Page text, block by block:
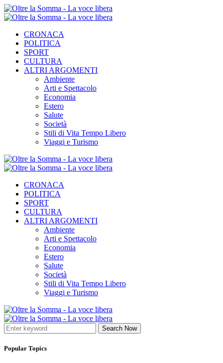
CRONACA
POLITICA
SPORT
CULTURA
ALTRI ARGOMENTI
Ambiente
Arti e Spettacolo
Economia
Estero
Salute
Società
Stili di Vita Tempo Libero
Viaggi e Turismo
CRONACA
POLITICA
SPORT
CULTURA
ALTRI ARGOMENTI
Ambiente
Arti e Spettacolo
Economia
Estero
Salute
Società
Stili di Vita Tempo Libero
Viaggi e Turismo
Search Now
Popular Topics